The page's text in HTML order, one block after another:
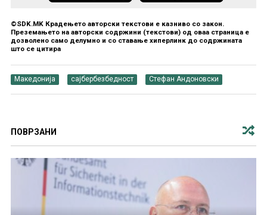
©SDK.MK Крадењето авторски текстови е казниво со закон.
Преземањето на авторски содржини (текстови) од оваа страница е
дозволено само делумно и со ставање хиперлинк до содржината
што се цитира
Македонија сајбербезбедност Стефан Андоновски
ПОВРЗАНИ